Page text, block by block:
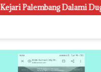
Korupsi Proyek